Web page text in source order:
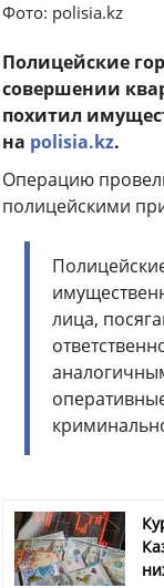
Фото: polisia.kz
Полицейские
совершении
похитил
на polisia.kz.
Операцию
полицейскими
лица,